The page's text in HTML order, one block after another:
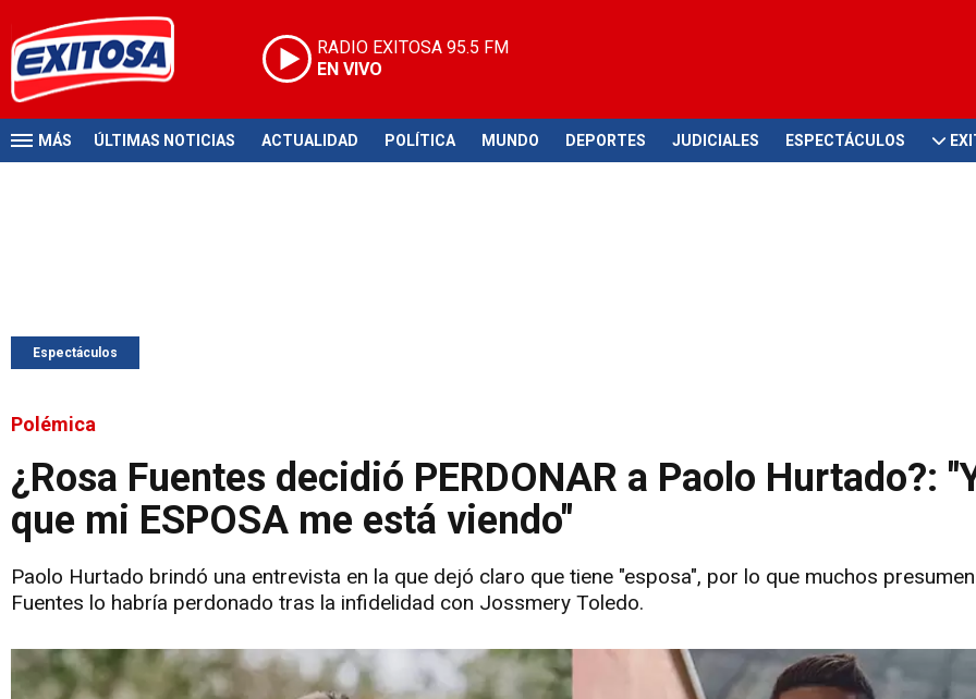
RADIO EXITOSA 95.5 FM
EN VIVO
MÁS ÚLTIMAS NOTICIAS ACTUALIDAD POLÍTICA MUNDO DEPORTES JUDICIALES ESPECTÁCULOS
Espectáculos
Polémica
¿Rosa Fuentes decidió PERDONAR a Paolo Hurtado?:
que mi ESPOSA me está viendo"
Paolo Hurtado brindó una entrevista en la que dejó claro que tiene "esposa", por lo que muchos
Fuentes lo habría perdonado tras la infidelidad con Jossmery Toledo.